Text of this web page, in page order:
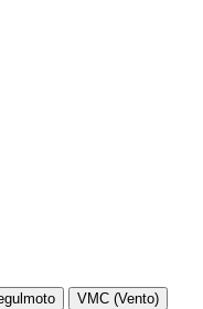
VMC (Vento)